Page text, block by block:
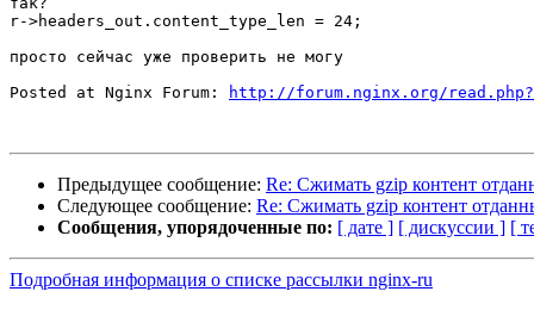
r->headers_out.content_type_len = 24;
просто сейчас уже проверить не могу
Posted at Nginx Forum:
http://forum.nginx.org/
Предыдущее сообщение: Re: Сжимать gzip контент
Следующее сообщение: Re: Сжимать gzip контент
Сообщения, упорядоченные по: [ дате ] [ дискуссии ] [
Подробная информация о списке рассылки nginx-ru